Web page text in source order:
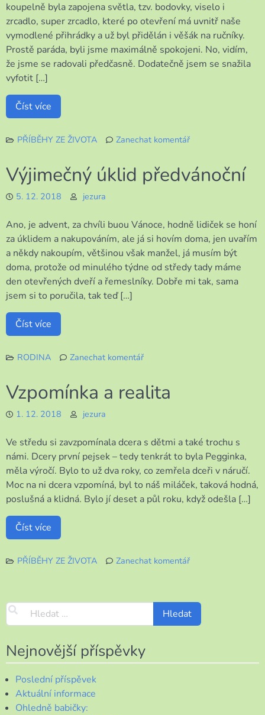
koupelně byla zapojena světla, tzv. bodovky, viselo i
zrcadlo, super zrcadlo, které po otevření má uvnitř naše
vymodlené přihrádky a už byl přidělán i věšák na ručníky.
Prostě paráda, byli jsme maximálně spokojeni. No, vidím,
že jsme se radovali předčasně. Dodatečně jsem se snažila
vyfotit […]
Číst více
PŘÍBĚHY ZE ŽIVOTA
Zanechat komentář
se
Výjimečný úklid předvánoční
5. 12. 2018 jezura
Ano, je advent, za chvíli buou Vánoce, hodně lidiček se honí
za úklidem a nakupováním, ale já si hovím doma, jen uvařím
a někdy nakoupím, většinou však manžel, já musím být
doma, protože od minulého týdne od středy tady máme
den otevřených dveří a řemeslníky. Dobře mi tak, sama
jsem si to poručila, tak teď […]
Číst více
RODINA
Zanechat komentář
úklid
Vzpomínka a realita
1. 12. 2018 jezura
Ve středu si zavzpomínala dcera s dětmi a také trochu s
námi. Dcery první pejsek – tedy tenkrát to byla Pegginka,
měla výročí. Bylo to už dva roky, co zemřela dceři v náručí.
Moc na ni dcera vzpomíná, byl to náš miláček, taková hodná,
poslušná a klidná. Bylo jí deset a půl roku, když odešla […]
Číst více
PŘÍBĚHY ZE ŽIVOTA
Zanechat komentář
realita
Nejnovější příspěvky
Poslední příspěvek
Aktuální informace
Ohledně babičky: